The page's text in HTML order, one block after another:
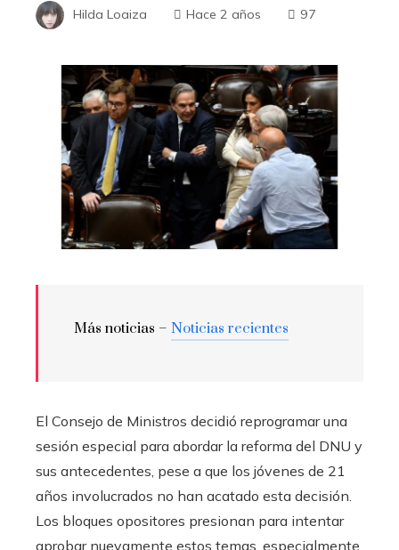
Hilda Loaiza Hace 2 años 97
Más noticias – Noticias recientes
El Consejo de Ministros decidió reprogramar una
sesión especial para abordar la reforma del DNU y
sus antecedentes, pese a que los jóvenes de 21
años involucrados no han acatado esta decisión.
Los bloques opositores presionan para intentar
aprobar nuevamente estos temas, especialmente